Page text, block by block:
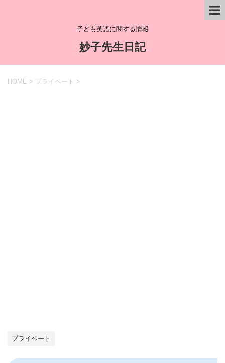
子ども英語に関する情報
妙子先生日記
HOME > プライベート >
プライベート